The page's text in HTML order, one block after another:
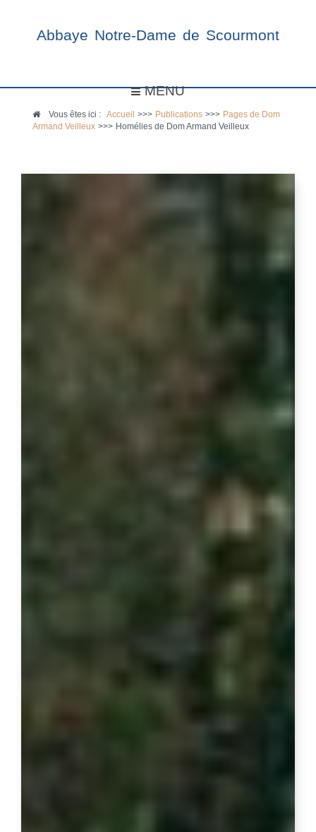
Abbaye Notre-Dame de Scourmont
MENU
Vous êtes ici :Accueil >>> Publications >>> Pages de Dom
Armand Veilleux >>> Homélies de Dom Armand Veilleux